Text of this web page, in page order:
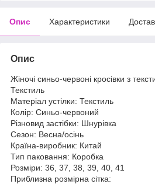
Опис Характеристики
Опис
Жіночі синьо-червоні кросівки з
Текстиль
Матеріал устілки: Текстиль
Колір: Синьо-червоний
Різновид застібки: Шнурівка
Сезон: Весна/осінь
Країна-виробник: Китай
Тип паковання: Коробка
Розміри: 36, 37, 38, 39, 40, 41
Приблизна розмірна сітка: